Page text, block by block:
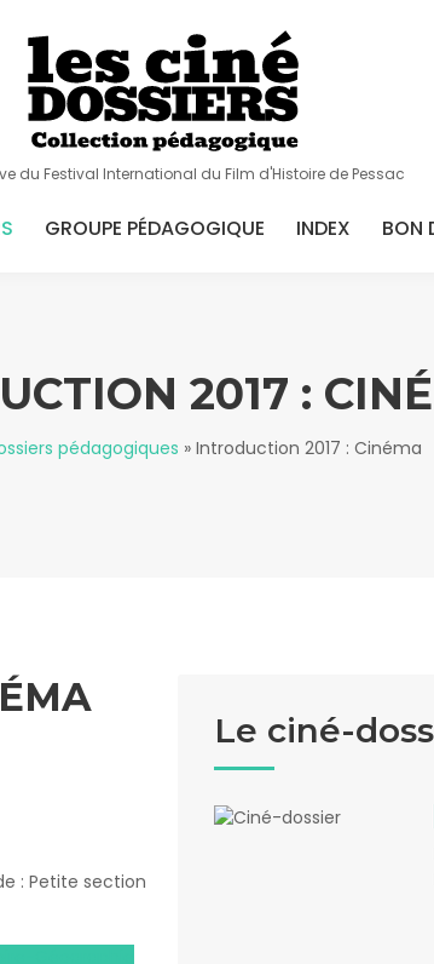
du Festival International du Film d'Histoire de Pessac
GROUPE PÉDAGOGIQUE INDEX BON
2017 :
pédagogiques » Introduction 2017 : Cinéma
: Petite section
Le ciné-